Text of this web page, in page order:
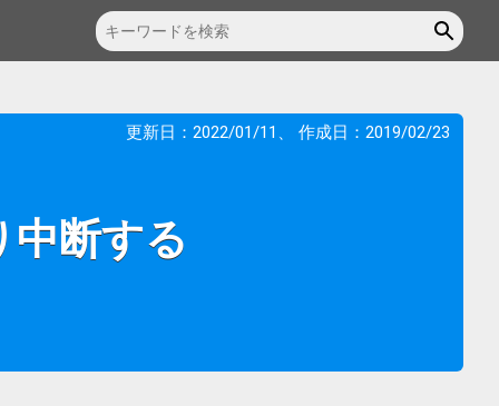
更新日： 2022/01/11 、 作成日： 2019/02/23
断する